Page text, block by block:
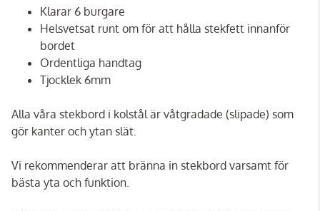
Klarar 6 burgare
Helsvetsat runt om för att hålla stekfett innanför
bordet
Ordentliga handtag
Tjocklek 6mm
Alla våra stekbord i kolstål är våtgradade (slipade) som
gör kanter och ytan slät.
Vi rekommenderar att bränna in stekbord varsamt för
bästa yta och funktion.